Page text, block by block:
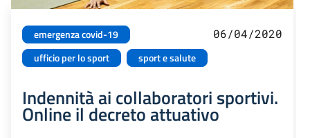
emergenza covid-19
ufficio per lo sport
sport e salute
06/04/2020
Indennità ai collaboratori sportivi.
Online il decreto attuativo